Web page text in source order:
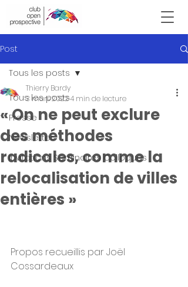
Victor Hugo
Post
Tous les posts
Presse
Newsletter
Invitations Seminaires Colloques
Tous les posts
« On ne peut exclure
des méthodes
radicales, comme la
relocalisation de villes
entières »
Thierry Bardy
3 mars 20224 min de lecture
Propos recueillis par Joël
Cossardeaux